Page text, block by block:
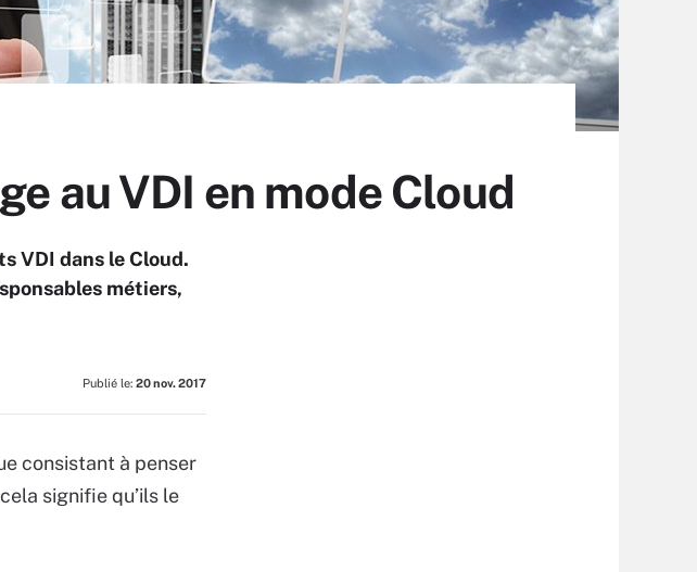
au VDI en mode Cloud
VDI dans le Cloud.
métiers,
Publié le: 20 nov. 2017
consistant à penser
signifie qu’ils le